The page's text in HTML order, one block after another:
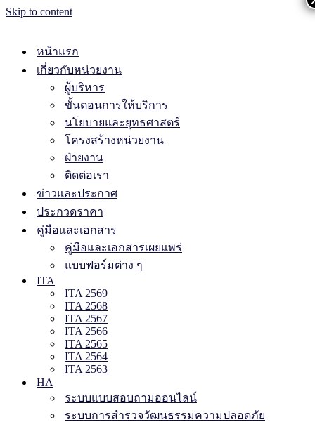
Skip to content
หน้าแรก
เกี่ยวกับหน่วยงาน
ผู้บริหาร
ขั้นตอนการให้บริการ
นโยบายและยุทธศาสตร์
โครงสร้างหน่วยงาน
ฝ่ายงาน
ติดต่อเรา
ข่าวและประกาศ
ประกวดราคา
คู่มือและเอกสาร
คู่มือและเอกสารเผยแพร่
แบบฟอร์มต่าง ๆ
ITA
ITA 2569
ITA 2568
ITA 2567
ITA 2566
ITA 2565
ITA 2564
ITA 2563
HA
ระบบแบบสอบถามออนไลน์
ระบบการสำรวจวัฒนธรรมความปลอดภัย